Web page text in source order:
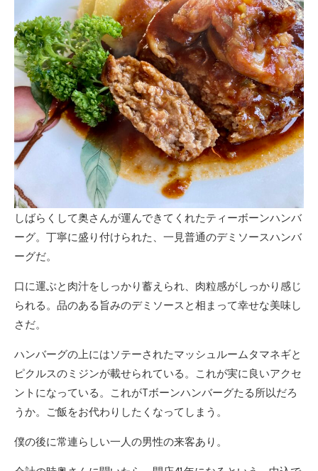
しばらくして奥さんが運んできてくれたティーボーンハンバ
ーグ。丁寧に盛り付けられた、一見普通のデミソースハンバ
ーグだ。
口に運ぶと肉汁をしっかり蓄えられ、肉粒感がしっかり感じ
られる。品のある旨みのデミソースと相まって幸せな美味し
さだ。
ハンバーグの上にはソテーされたマッシュルームタマネギと
ピクルスのミジンが載せられている。これが実に良いアクセ
ントになっている。これがTボーンハンバーグたる所以だろ
うか。ご飯をお代わりしたくなってしまう。
僕の後に常連らしい一人の男性の来客あり。